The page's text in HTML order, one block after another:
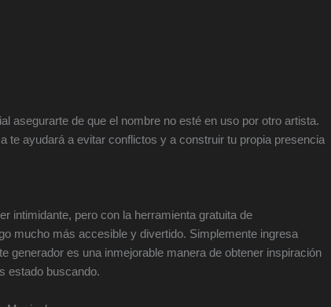
asegurarte de que el nombre no esté en uso por otro artista.
te ayudará a evitar conflictos y a construir tu propia presencia
intimidante, pero con la herramienta gratuita de
mucho más accesible y divertido. Simplemente ingresa
generador es una inmejorable manera de obtener inspiración
estado buscando.